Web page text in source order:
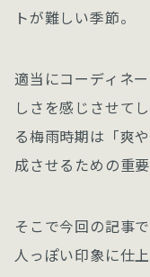
トが難しい季節。
適当にコーディネ
しさを感じさせて
る梅雨時期は「爽
成させるための重
そこで今回の記事
人っぽい印象に仕